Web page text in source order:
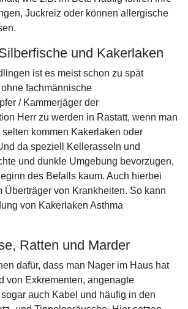
Juckreiz oder können allergische
und Kakerlaken
ist es meist schon zu spät
fachmännische
/ Kammerjäger der
Herr zu werden in Rastatt, wenn man
kommen Kakerlaken oder
da speziell Kellerasseln und
und dunkle Umgebung bevorzugen,
des Befalls kaum. Auch hierbei
Überträger von Krankheiten. So kann
von Kakerlaken Asthma
Ratten und Marder
dafür, dass man Nager im Haus hat
von Exkrementen, angenagte
auch Kabel und häufig in den